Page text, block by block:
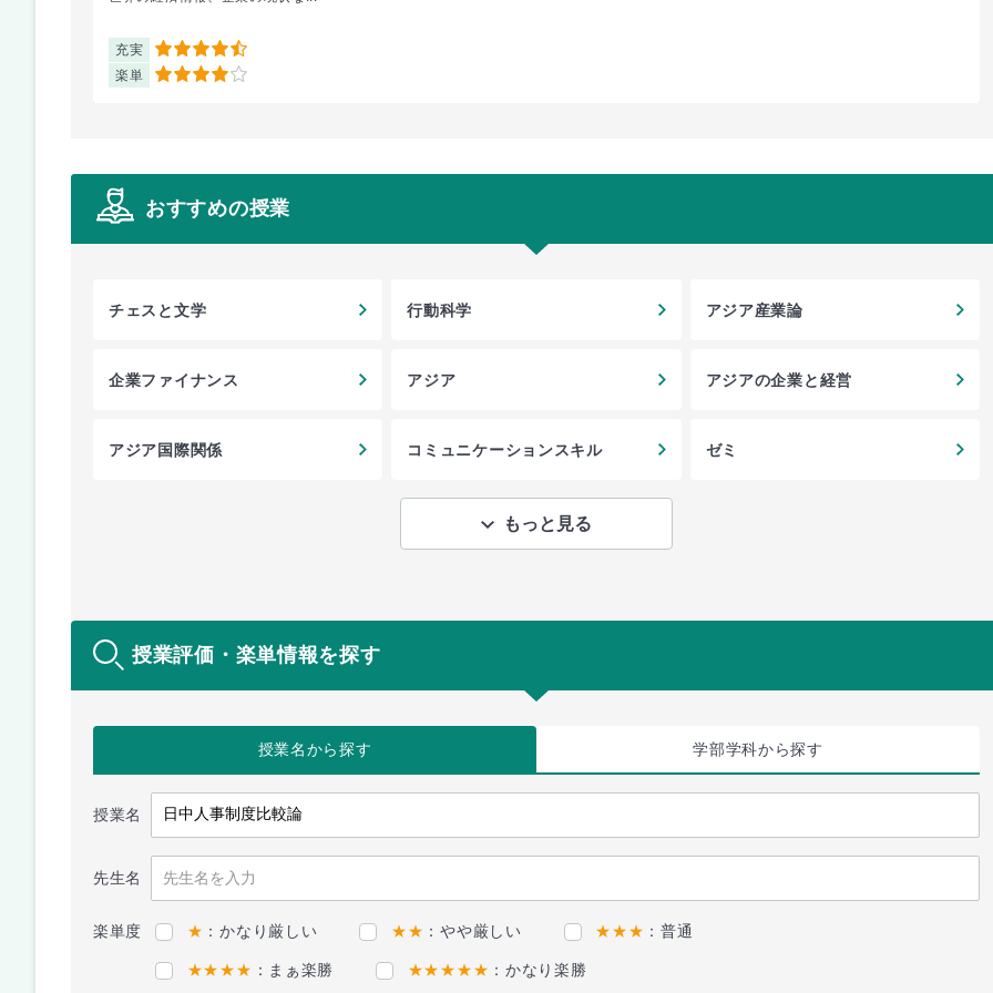
充実 4.5
楽単 4
おすすめの授業
チェスと文学 行動科学 アジア産業論
企業ファイナンス アジア アジアの企業と経営
アジア国際関係 コミュニケーションスキル ゼミ
もっと見る
授業評価・楽単情報を探す
授業名から探す 学部学科から探す
授業名
先生名
楽単度 ★ ：かなり厳しい ★★ ：やや厳しい ★★★ ：普通
★★★★ ：まぁ楽勝 ★★★★★ ：かなり楽勝